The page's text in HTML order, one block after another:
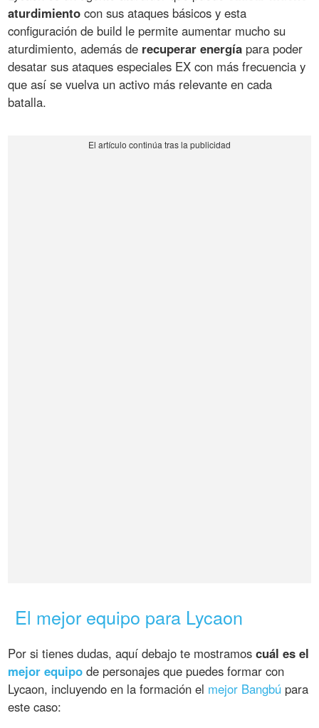
aturdimiento con sus ataques básicos y esta
configuración de build le permite aumentar mucho su
aturdimiento, además de recuperar energía para poder
desatar sus ataques especiales EX con más frecuencia y
que así se vuelva un activo más relevante en cada
batalla.
El mejor equipo para Lycaon
Por si tienes dudas, aquí debajo te mostramoscuál es el
mejor equipo de personajes que puedes formar con
Lycaon, incluyendo en la formación el mejor Bangbú para
este caso: